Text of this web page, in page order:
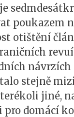
poukazem
otištění
návrzích
stejně
jiné,
domácí